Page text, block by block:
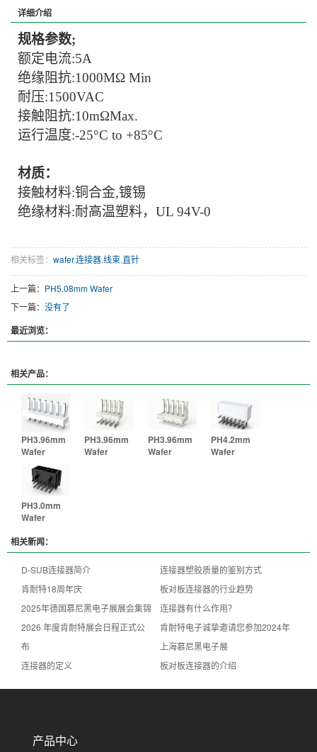
详细介绍
规格参数;
额定电流:5A
绝缘阻抗:1000MΩ Min
耐压:1500VAC
接触阻抗:10mΩMax.
运行温度:-25°C to +85°C
材质：
接触材料:铜合金,镀锡
绝缘材料:耐高温塑料，UL 94V-0
相关标签： wafer,连接器线束 直针
上一篇： PH5.08mm Wafer
下一篇： 没有了
最近浏览：
相关产品：
PH3.96mm
Wafer
PH3.96mm
Wafer
PH3.96mm
Wafer
PH4.2mm
Wafer
PH3.0mm
Wafer
相关新闻：
D-SUB连接器简介
连接器塑胶质量的鉴别方式
肯耐特18周年庆
板对板连接器的行业趋势
2025年德国慕尼黑电子展展会集锦
连接器有什么作用？
2026 年度肯耐特展会日程正式公
布
肯耐特电子诚挚邀请您参加2024年
上海慕尼黑电子展
连接器的定义
板对板连接器的介绍
产品中心